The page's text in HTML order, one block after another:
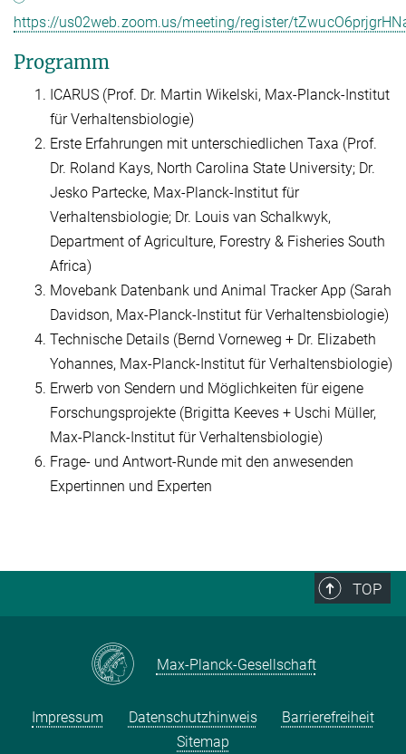
https://us02web.zoom.us/meeting/register/
Programm
ICARUS (Prof. Dr. Martin Wikelski, Max-Planck-Institut
für Verhaltensbiologie)
Erste Erfahrungen mit unterschiedlichen Taxa (Prof.
Dr. Roland Kays, North Carolina State University; Dr.
Jesko Partecke, Max-Planck-Institut für
Verhaltensbiologie; Dr. Louis van Schalkwyk,
Department of Agriculture, Forestry & Fisheries South
Africa)
Movebank Datenbank und Animal Tracker App (Sarah
Davidson, Max-Planck-Institut für Verhaltensbiologie)
Technische Details (Bernd Vorneweg + Dr. Elizabeth
Yohannes, Max-Planck-Institut für Verhaltensbiologie)
Erwerb von Sendern und Möglichkeiten für eigene
Forschungsprojekte (Brigitta Keeves + Uschi Müller,
Max-Planck-Institut für Verhaltensbiologie)
Frage- und Antwort-Runde mit den anwesenden
Expertinnen und Experten
TOP
Max-Planck-Gesellschaft
Impressum Datenschutzhinweis
Barrierefreiheit
Sitemap